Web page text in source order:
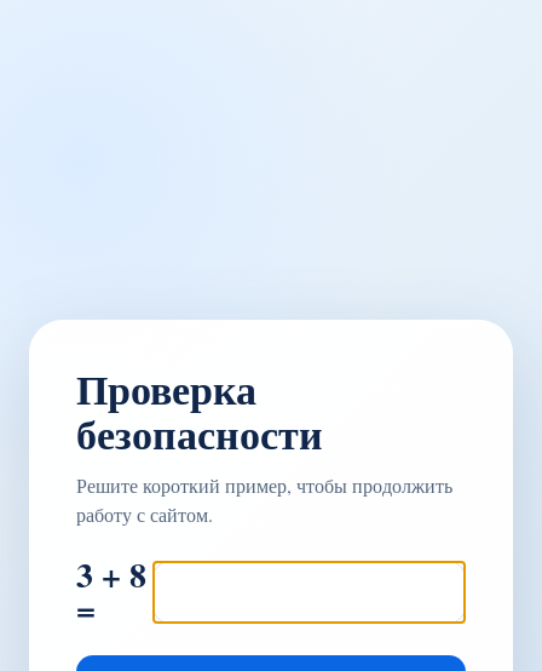
Проверка
безопасности
Решите короткий пример, чтобы продолжить
работу с сайтом.
3 + 8
=